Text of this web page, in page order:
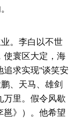
。李白以不世
使寰区大定，海
追求实现"谈笑安
、天马、雄剑
万里。假令风歇
邕》）。他希望